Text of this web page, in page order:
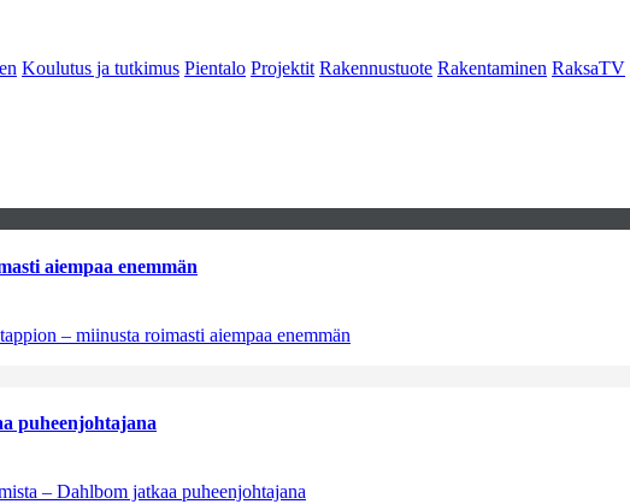
Koulutus ja tutkimus Pientalo Projektit Rakennustuote Rakentaminen RaksaTV
aiempaa enemmän
– miinusta roimasti aiempaa enemmän
puheenjohtajana
– Dahlbom jatkaa puheenjohtajana